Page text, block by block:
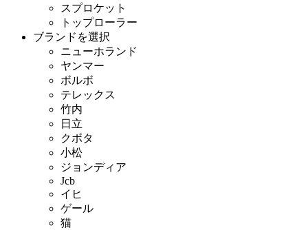
スプロケット
トップローラー
ブランドを選択
ニューホランド
ヤンマー
ボルボ
テレックス
竹内
日立
クボタ
小松
ジョンディア
Jcb
イヒ
ゲール
猫